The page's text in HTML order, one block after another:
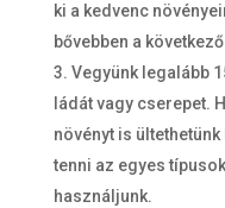
ki a kedvenc
bővebben a
Vegyünk legalább
ládát vagy cserepet.
növényt is
tenni az egyes
használjunk.